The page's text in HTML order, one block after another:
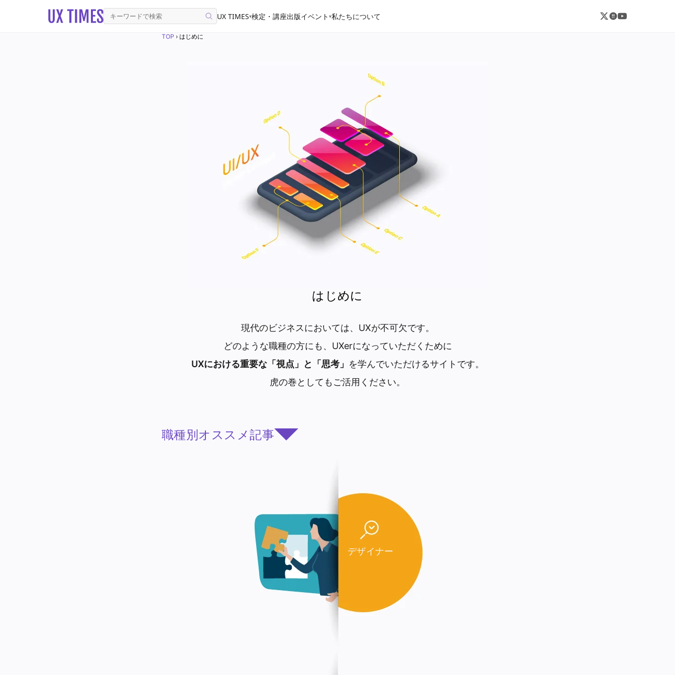
UX TIMES▾検定・講座出版イベント ▾私たちについて
TOP › はじめに
はじめに
現代のビジネスにおいては、UXが不可欠です。
どのような職種の方にも、UXerになっていただくために
UXにおける重要な「視点」と「思考」 を学んでいただけるサイトです。
虎の巻としてもご活用ください。
職種別オススメ記事
デザイナー